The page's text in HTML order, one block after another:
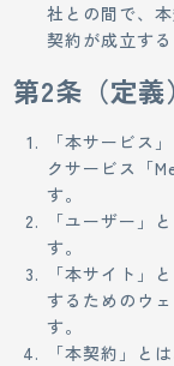
社との間で、
契約が成立す
第2条（定義）
「本サービス
クサービス「
す。
「ユーザー」
す。
「本サイト」
するためのウ
す。
「本契約」と